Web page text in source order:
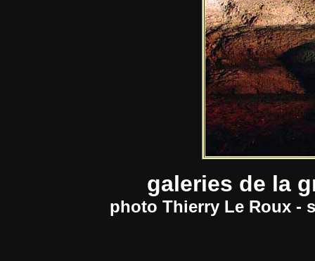
galeries de la
photo Thierry Le Roux -